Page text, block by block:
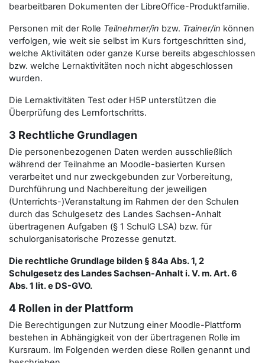
bearbeitbaren Dokumenten der LibreOffice-Produktfamilie.
Personen mit der Rolle Teilnehmer/in bzw. Trainer/in können
verfolgen, wie weit sie selbst im Kurs fortgeschritten sind,
welche Aktivitäten oder ganze Kurse bereits abgeschlossen
bzw. welche Lernaktivitäten noch nicht abgeschlossen
wurden.
Die Lernaktivitäten Test oder H5P unterstützen die
Überprüfung des Lernfortschritts.
3 Rechtliche Grundlagen
Die personenbezogenen Daten werden ausschließlich
während der Teilnahme an Moodle-basierten Kursen
verarbeitet und nur zweckgebunden zur Vorbereitung,
Durchführung und Nachbereitung der jeweiligen
(Unterrichts-)Veranstaltung im Rahmen der den Schulen
durch das Schulgesetz des Landes Sachsen-Anhalt
übertragenen Aufgaben (§ 1 SchulG LSA) bzw. für
schulorganisatorische Prozesse genutzt.
Die rechtliche Grundlage bilden § 84a Abs. 1, 2
Schulgesetz des Landes Sachsen-Anhalt i. V. m. Art. 6
Abs. 1 lit. e DS-GVO.
4 Rollen in der Plattform
Die Berechtigungen zur Nutzung einer Moodle-Plattform
bestehen in Abhängigkeit von der übertragenen Rolle im
Kursraum. Im Folgenden werden diese Rollen genannt und